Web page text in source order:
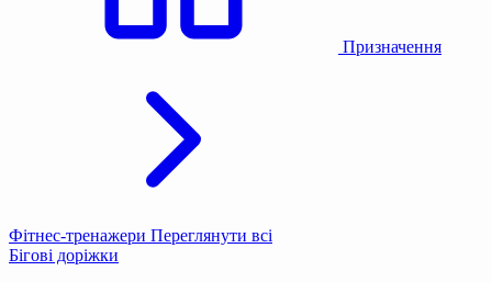
Призначення
Фітнес-тренажери Переглянути всі
Бігові доріжки